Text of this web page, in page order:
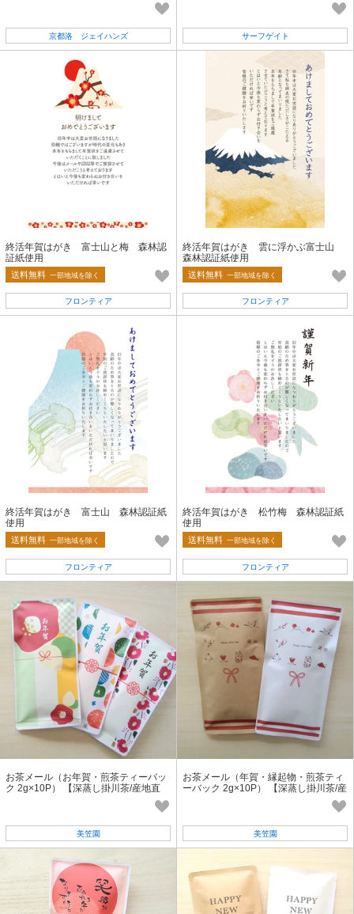
京都洛 ジェイハンズ サーフゲイト
終活年賀はがき 富士山と梅 森林認
証紙使用
送料無料 一部地域を除く
フロンティア
終活年賀はがき 雲に浮かぶ富士山
森林認証紙使用
送料無料 一部地域を除く
フロンティア
終活年賀はがき 富士山 森林認証紙
使用
送料無料 一部地域を除く
フロンティア
終活年賀はがき 松竹梅 森林認証紙
使用
送料無料 一部地域を除く
フロンティア
お茶メール（お年賀・煎茶ティーバッ
ク 2g×10P） 【深蒸し掛川茶/産地直
美笠園
お茶メール（年賀・縁起物・煎茶ティ
ーバック 2g×10P） 【深蒸し掛川茶/産
美笠園